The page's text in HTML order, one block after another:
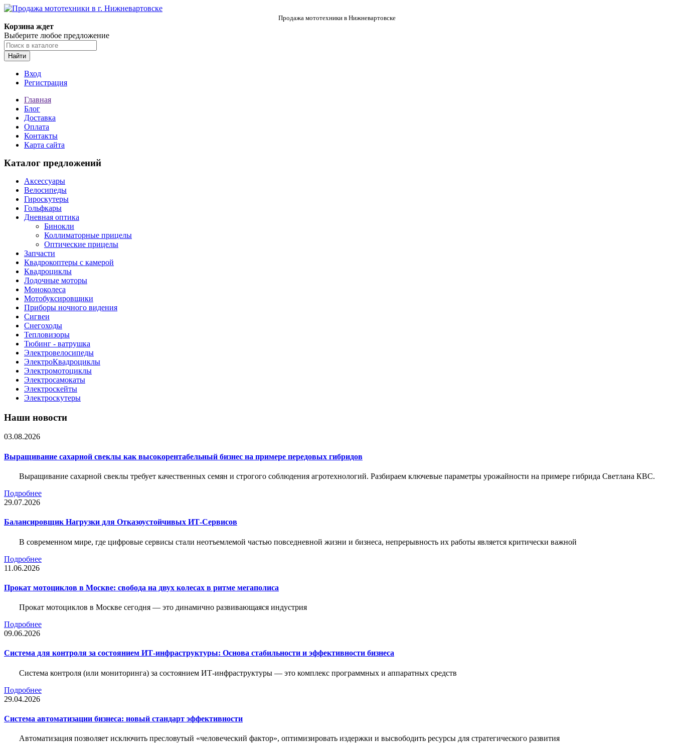
Продажа мототехники в Нижневартовске
Корзина ждет
Выберите любое предложение
Найти
Вход
Регистрация
Главная
Блог
Доставка
Оплата
Контакты
Карта сайта
Каталог предложений
Аксессуары
Велосипеды
Гироскутеры
Гольфкары
Дневная оптика
Бинокли
Коллиматорные прицелы
Оптические прицелы
Запчасти
Квадрокоптеры с камерой
Квадроциклы
Лодочные моторы
Моноколеса
Мотобуксировщики
Приборы ночного видения
Сигвеи
Снегоходы
Тепловизоры
Тюбинг - ватрушка
Электровелосипеды
ЭлектроКвадроциклы
Электромотоциклы
Электросамокаты
Электроскейты
Электроскутеры
Наши новости
03.08.2026
Выращивание сахарной свеклы как высокорентабельный бизнес на примере передовых гибридов
Выращивание сахарной свеклы требует качественных семян и строгого соблюдения агротехнологий. Разбираем ключевые параметры урожайности на примере гибрида Светлана КВС.
Подробнее
29.07.2026
Балансировщик Нагрузки для Отказоустойчивых ИТ-Сервисов
В современном мире, где цифровые сервисы стали неотъемлемой частью повседневной жизни и бизнеса, непрерывность их работы является критически важной
Подробнее
11.06.2026
Прокат мотоциклов в Москве: свобода на двух колесах в ритме мегаполиса
Прокат мотоциклов в Москве сегодня — это динамично развивающаяся индустрия
Подробнее
09.06.2026
Система для контроля за состоянием ИТ-инфраструктуры: Основа стабильности и эффективности бизнеса
Система контроля (или мониторинга) за состоянием ИТ-инфраструктуры — это комплекс программных и аппаратных средств
Подробнее
29.04.2026
Система автоматизации бизнеса: новый стандарт эффективности
Автоматизация позволяет исключить пресловутый «человеческий фактор», оптимизировать издержки и высвободить ресурсы для стратегического развития